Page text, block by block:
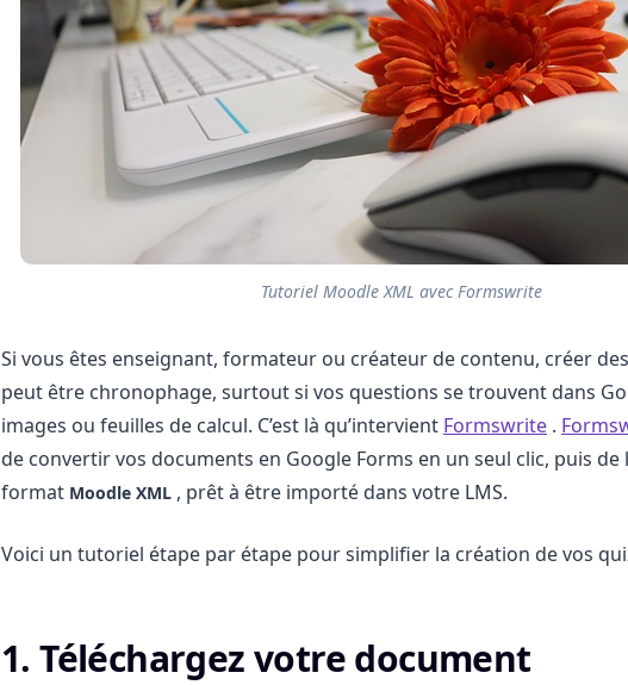
Tutoriel Moodle XML avec Formswrite
Si vous êtes enseignant, formateur ou créateur de contenu, créer
peut être chronophage, surtout si vos questions se trouvent dans
images ou feuilles de calcul. C’est là qu’intervient Formswrite .
de convertir vos documents en Google Forms en un seul clic, puis de
format Moodle XML , prêt à être importé dans votre LMS.
Voici un tutoriel étape par étape pour simplifier la création de vos
1. Téléchargez votre document